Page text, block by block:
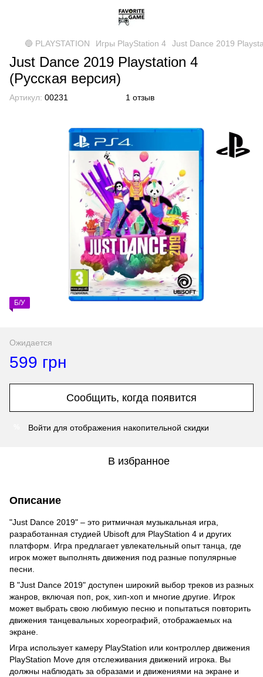
🔵 PLAYSTATION Игры PlayStation 4 Just Dance 2019
Just Dance 2019 Playstation 4
(Русская версия)
Артикул: 00231 1 отзыв
Б/У
Ожидается
599 грн
Сообщить, когда появится
Войти для отображения накопительной скидки
В избранное
Описание
"Just Dance 2019" – это ритмичная музыкальная игра,
разработанная студией Ubisoft для PlayStation 4 и других
платформ. Игра предлагает увлекательный опыт танца, где
игрок может выполнять движения под разные популярные
песни.
В "Just Dance 2019" доступен широкий выбор треков из разных
жанров, включая поп, рок, хип-хоп и многие другие. Игрок
может выбрать свою любимую песню и попытаться повторить
движения танцевальных хореографий, отображаемых на
экране.
Игра использует камеру PlayStation или контроллер движения
PlayStation Move для отслеживания движений игрока. Вы
должны наблюдать за образами и движениями на экране и